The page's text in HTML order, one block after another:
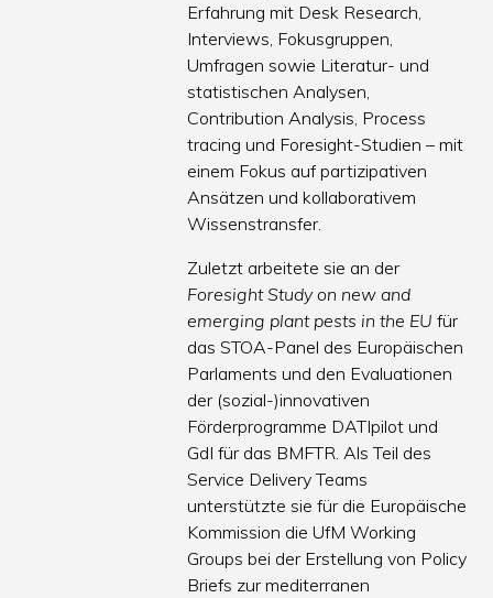
Erfahrung mit Desk Research,
Interviews, Fokusgruppen,
Umfragen sowie Literatur- und
statistischen Analysen,
Contribution Analysis, Process
tracing und Foresight-Studien – mit
einem Fokus auf partizipativen
Ansätzen und kollaborativem
Wissenstransfer.
Zuletzt arbeitete sie an der
Foresight Study on new and
emerging plant pests in the EUfür
das STOA-Panel des Europäischen
Parlaments und den Evaluationen
der (sozial-)innovativen
Förderprogramme DATIpilot und
GdI für das BMFTR. Als Teil des
Service Delivery Teams
unterstützte sie für die Europäische
Kommission die UfM Working
Groups bei der Erstellung von Policy
Briefs zur mediterranen